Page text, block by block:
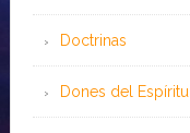
Doctrinas
Dones del Espíritu